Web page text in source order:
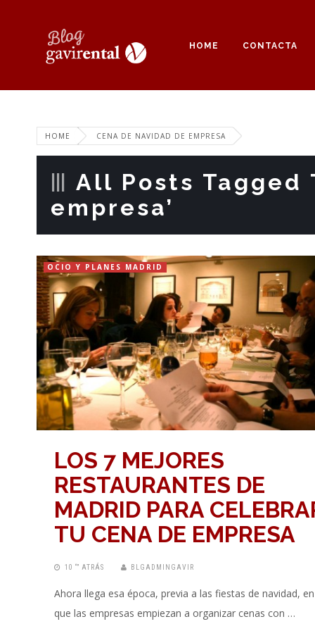
HOME CONTACTA
HOME CENA DE NAVIDAD DE EMPRESA
All Posts Tagged
empresa’
OCIO Y PLANES MADRID
LOS 7 MEJORES
RESTAURANTES DE
MADRID PARA
TU CENA DE EMPRESA
10 “” ATRÁS BLGADMINGAVIR
Ahora llega esa época, previa a las fiestas de navidad,
que las empresas empiezan a organizar cenas con …